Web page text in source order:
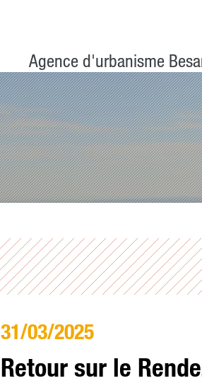
Agence d'urbanisme
31/03/2025
Retour sur le